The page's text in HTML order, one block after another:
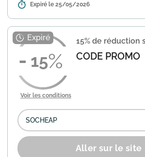
Détails : Eneba propose une
PLOTWIST. Utilisez ce
paiement pour bénéficier
conditions spécifiques ne
plus
Expiré le 25/05/2026
15
15% de réduction
CODE PROMO
Voir les conditions
Aller sur le site